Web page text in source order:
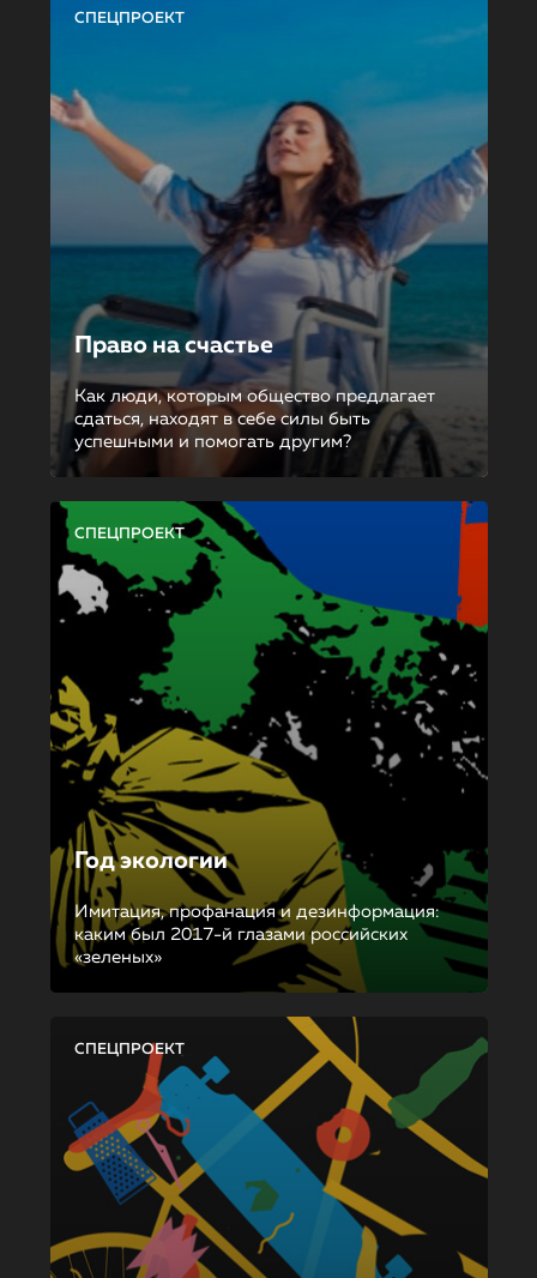
СПЕЦПРОЕКТ
Право на счастье
Как люди, которым общество предлагает
сдаться, находят в себе силы быть
успешными и помогать другим?
СПЕЦПРОЕКТ
Год экологии
Имитация, профанация и дезинформация:
каким был 2017-й глазами российских
«зеленых»
СПЕЦПРОЕКТ